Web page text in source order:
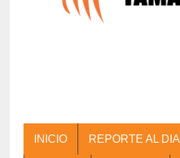
INICIO REPORTE AL DIA